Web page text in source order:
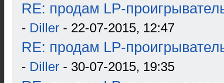
RE: продам LP-
- Diller - 22-07-2015, 12:47
RE: продам LP-
- Diller - 30-07-2015, 19:35